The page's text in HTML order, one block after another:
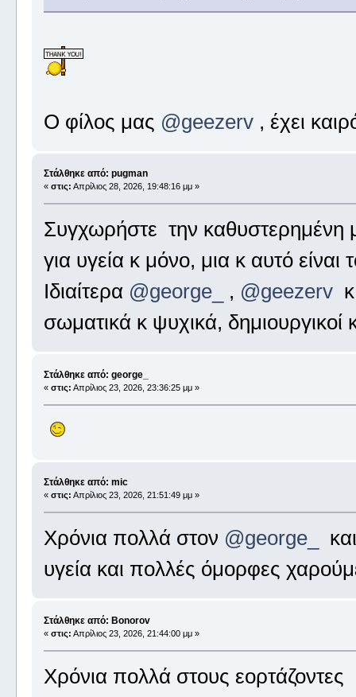
Ο φίλος μας @geezerv, έχει
Στάλθηκε από: pugman
« στις: Απρίλιος 28, 2026, 19:48:16 μμ »
Συγχωρήστε την καθυστερημένη
για υγεία κ μόνο, μια κ αυτό είναι
Ιδιαίτερα @george_ , @geezerv
σωματικά κ ψυχικά, δημιουργικοί
Στάλθηκε από: george_
« στις: Απρίλιος 23, 2026, 23:36:25 μμ »
Στάλθηκε από: mic
« στις: Απρίλιος 23, 2026, 21:51:49 μμ »
Χρόνια πολλά στον @george_
υγεία και πολλές όμορφες
Στάλθηκε από: Bonorov
« στις: Απρίλιος 23, 2026, 21:44:00 μμ »
Χρόνια πολλά στους εορτάζοντες